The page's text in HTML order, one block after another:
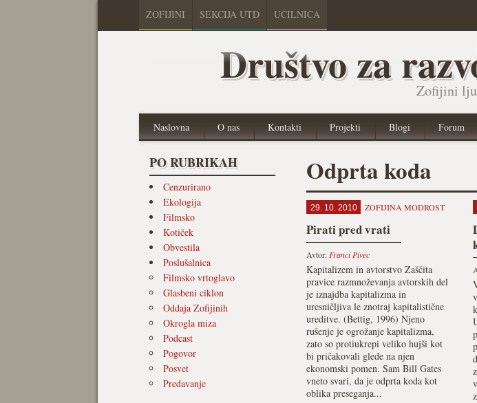
ZOFIJINI SEKCIJA UTD UČILNICA
Društvo za
Zofijini
Naslovna O nas Kontakti Projekti Blogi Forum
PO RUBRIKAH
Cenzurirano
Ekologija
Filmsko
Kotiček
Obvestila
Poslušalnica
Filmsko vrtoglavo
Glasbeni ciklon
Oddaja Zofijinih
Okrogla miza
Podcast
Pogovor
Posvet
Predavanje
Odprta koda
29. 10. 2010 ZOFIJINA MODROST
Pirati pred vrati
Avtor: Franci Pivec
Kapitalizem in avtorstvo Zaščita
pravice razmnoževanja avtorskih del
je iznajdba kapitalizma in
uresničljiva le znotraj kapitalistične
ureditve. (Bettig, 1996) Njeno
rušenje je ogrožanje kapitalizma,
zato so protiukrepi veliko hujši kot
bi pričakovali glede na njen
ekonomski pomen. Sam Bill Gates
vneto svari, da je odprta koda kot
oblika preseganja...